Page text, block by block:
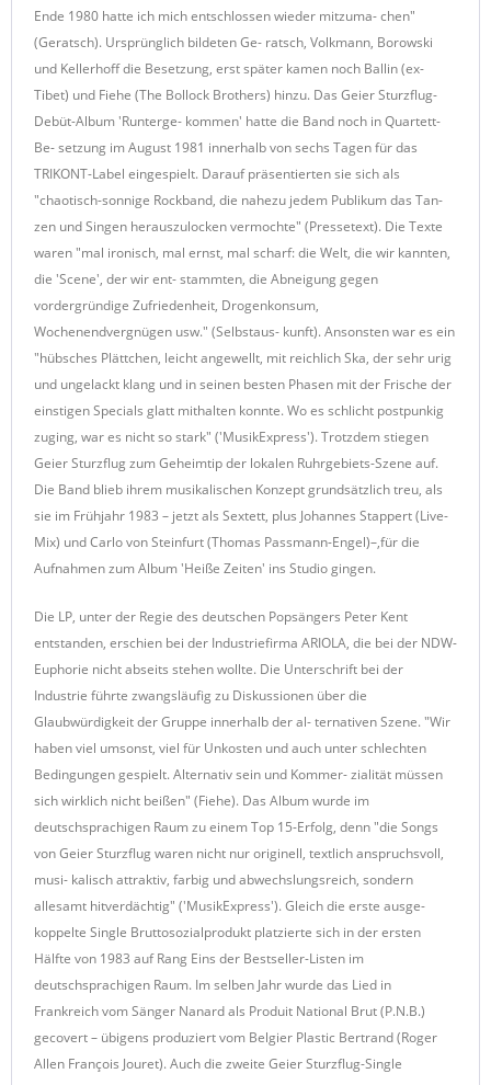
Ende 1980 hatte ich mich entschlossen wieder mitzuma- chen"
(Geratsch). Ursprünglich bildeten Ge- ratsch, Volkmann, Borowski
und Kellerhoff die Besetzung, erst später kamen noch Ballin (ex-
Tibet) und Fiehe (The Bollock Brothers) hinzu. Das Geier Sturzflug-
Debüt-Album 'Runterge- kommen' hatte die Band noch in Quartett-
Be- setzung im August 1981 innerhalb von sechs Tagen für das
TRIKONT-Label eingespielt. Darauf präsentierten sie sich als
"chaotisch-sonnige Rockband, die nahezu jedem Publikum das Tan-
zen und Singen herauszulocken vermochte" (Pressetext). Die Texte
waren "mal ironisch, mal ernst, mal scharf: die Welt, die wir kannten,
die 'Scene', der wir ent- stammten, die Abneigung gegen
vordergründige Zufriedenheit, Drogenkonsum,
Wochenendvergnügen usw." (Selbstaus- kunft). Ansonsten war es ein
"hübsches Plättchen, leicht angewellt, mit reichlich Ska, der sehr urig
und ungelackt klang und in seinen besten Phasen mit der Frische der
einstigen Specials glatt mithalten konnte. Wo es schlicht postpunkig
zuging, war es nicht so stark" ('MusikExpress'). Trotzdem stiegen
Geier Sturzflug zum Geheimtip der lokalen Ruhrgebiets-Szene auf.
Die Band blieb ihrem musikalischen Konzept grundsätzlich treu, als
sie im Frühjahr 1983 – jetzt als Sextett, plus Johannes Stappert (Live-
Mix) und Carlo von Steinfurt (Thomas Passmann-Engel)–,für die
Aufnahmen zum Album 'Heiße Zeiten' ins Studio gingen.
Die LP, unter der Regie des deutschen Popsängers Peter Kent
entstanden, erschien bei der Industriefirma ARIOLA, die bei der NDW-
Euphorie nicht abseits stehen wollte. Die Unterschrift bei der
Industrie führte zwangsläufig zu Diskussionen über die
Glaubwürdigkeit der Gruppe innerhalb der al- ternativen Szene. "Wir
haben viel umsonst, viel für Unkosten und auch unter schlechten
Bedingungen gespielt. Alternativ sein und Kommer- zialität müssen
sich wirklich nicht beißen" (Fiehe). Das Album wurde im
deutschsprachigen Raum zu einem Top 15-Erfolg, denn "die Songs
von Geier Sturzflug waren nicht nur originell, textlich anspruchsvoll,
musi- kalisch attraktiv, farbig und abwechslungsreich, sondern
allesamt hitverdächtig" ('MusikExpress'). Gleich die erste ausge-
koppelte Single Bruttosozialprodukt platzierte sich in der ersten
Hälfte von 1983 auf Rang Eins der Bestseller-Listen im
deutschsprachigen Raum. Im selben Jahr wurde das Lied in
Frankreich vom Sänger Nanard als Produit National Brut (P.N.B.)
gecovert – übigens produziert vom Belgier Plastic Bertrand (Roger
Allen François Jouret). Auch die zweite Geier Sturzflug-Single